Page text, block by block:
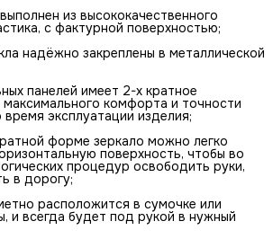
из высококачественного
с фактурной поверхностью;
надёжно закреплены в металлической
панелей имеет 2-х кратное
максимального комфорта и точности
эксплуатации изделия;
форме зеркало можно легко
поверхность, чтобы во
процедур освободить руки,
в дорогу;
расположится в сумочке или
и всегда будет под рукой в нужный